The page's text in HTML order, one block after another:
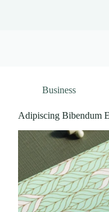
Business
Adipiscing Bibendum